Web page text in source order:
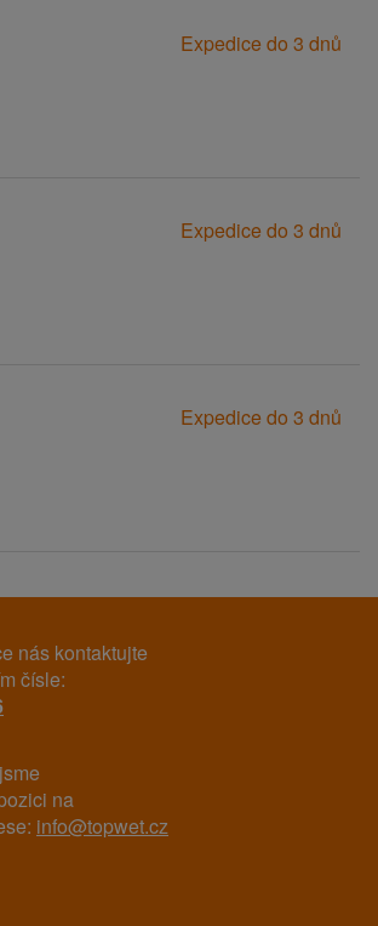
Expedice do 3 dnů
Expedice do 3 dnů
Expedice do 3 dnů
nás kontaktujte
čísle:
na
info@topwet.cz